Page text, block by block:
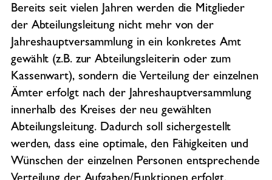
Bereits seit vielen Jahren werden die Mitglieder
der Abteilungsleitung nicht mehr von der
Jahreshauptversammlung in ein konkretes Amt
gewählt (z.B. zur Abteilungsleiterin oder zum
Kassenwart), sondern die Verteilung der einzelnen
Ämter erfolgt nach der Jahreshauptversammlung
innerhalb des Kreises der neu gewählten
Abteilungsleitung. Dadurch soll sichergestellt
werden, dass eine optimale, den Fähigkeiten und
Wünschen der einzelnen Personen entsprechende